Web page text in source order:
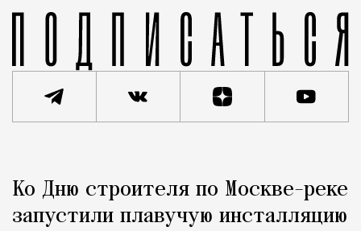
Город
Ко Дню строителя по Москве-реке
запустили плавучую инсталляцию